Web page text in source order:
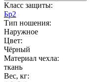
Класс защиты:
Бр2
Тип ношения:
Наружное
Цвет:
Чёрный
Материал чехла:
ткань
Вес, кг: